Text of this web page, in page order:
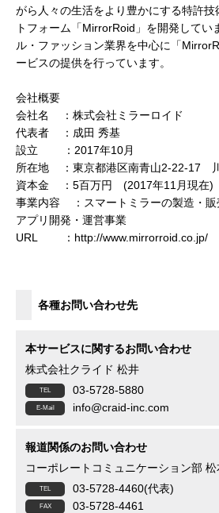
がら人々の生活をより豊かにする特許技
トフォーム「MirrorRoid」を開発してい
ル・ファッション業界を中心に「
ービスの提供を行っています。
会社概要
会社名 ：株式会社ミラーロイド
代表者 ：成田 秀基
設立 ：2017年10月
所在地 ：東京都港区南青山2-22-17
資本金 ：5百万円 (2017年11月現在)
事業内容 ：スマートミラーの製造・販
アプリ開発・運営事業
URL ：http://www.mirrorroid.co.jp/
各種お問い合わせ先
本サービスに関するお問い合わせ
株式会社クライド 松井
03-5728-5880
info@craid-inc.com
報道関係のお問い合わせ
コーポレートコミュニケーション部
03-5728-4460(代表)
03-5728-4461